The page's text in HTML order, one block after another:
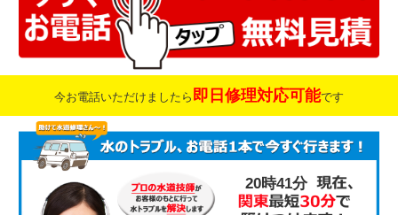
今お電話いただけましたら 即日修理対応可能です
20時41分